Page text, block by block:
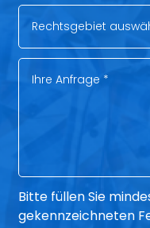
Bitte füllen Sie
gekennzeichneten